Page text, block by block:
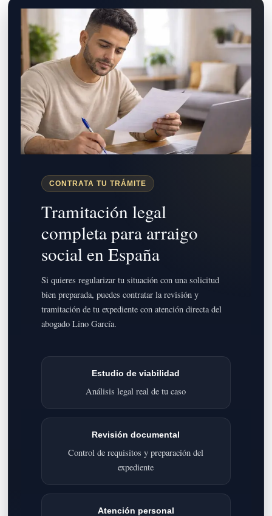
CONTRATA TU TRÁMITE
Tramitación legal
completa para arraigo
social en España
Si quieres regularizar tu situación con una solicitud
bien preparada, puedes contratar la revisión y
tramitación de tu expediente con atención directa del
abogado Lino García.
Estudio de viabilidad
Análisis legal real de tu caso
Revisión documental
Control de requisitos y preparación del
expediente
Atención personal